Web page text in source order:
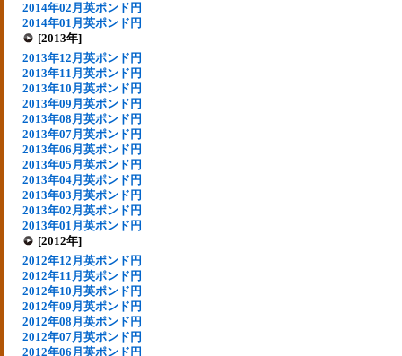
2014年02月英ポンド円
2014年01月英ポンド円
[2013年]
2013年12月英ポンド円
2013年11月英ポンド円
2013年10月英ポンド円
2013年09月英ポンド円
2013年08月英ポンド円
2013年07月英ポンド円
2013年06月英ポンド円
2013年05月英ポンド円
2013年04月英ポンド円
2013年03月英ポンド円
2013年02月英ポンド円
2013年01月英ポンド円
[2012年]
2012年12月英ポンド円
2012年11月英ポンド円
2012年10月英ポンド円
2012年09月英ポンド円
2012年08月英ポンド円
2012年07月英ポンド円
2012年06月英ポンド円